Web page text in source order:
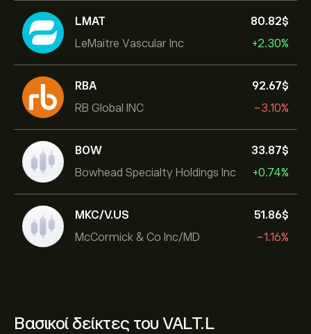
LMAT
LeMaitre Vascular Inc
80.82‎$‎
+2.30%
RBA
RB Global INC
92.67‎$‎
-3.10%
BOW
Bowhead Specialty Holdings Inc
33.87‎$‎
+0.74%
MKC/V.US
McCormick & Co Inc/MD
51.86‎$‎
-1.16%
Βασικοί δείκτες του VALT.L